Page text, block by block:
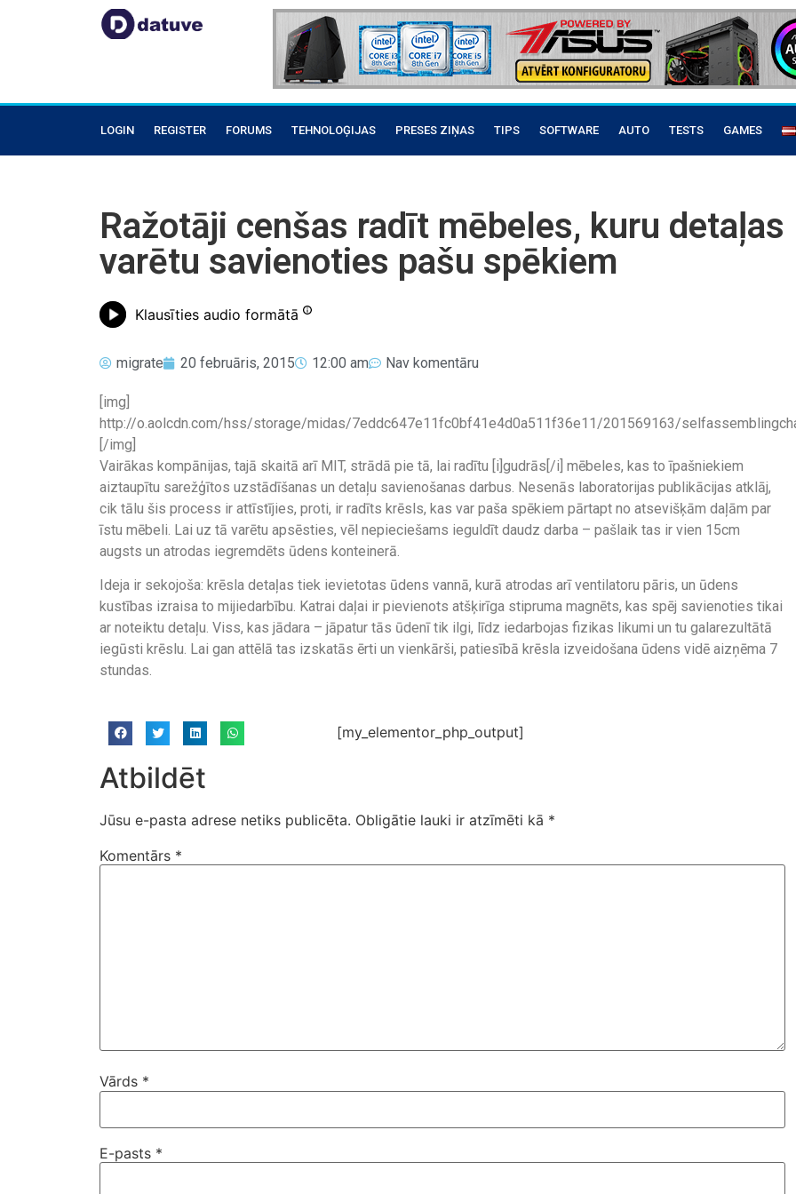
LOGIN REGISTER FORUMS TEHNOLOĢIJAS PRESES ZIŅAS TIPS SOFTWARE AUTO TESTS GAMES
Ražotāji cenšas radīt mēbeles, kuru detaļas
varētu savienoties pašu spēkiem
Klausīties audio formātā
migrate 20 februāris, 2015 12:00 am Nav komentāru
[img]
http://o.aolcdn.com/hss/storage/midas/7eddc647e11fc0bf41e4d0a511f36e11/201569163/
[/img]
Vairākas kompānijas, tajā skaitā arī MIT, strādā pie tā, lai radītu [i]gudrās[/i] mēbeles, kas to īpašniekiem
aiztaupītu sarežģītos uzstādīšanas un detaļu savienošanas darbus. Nesenās laboratorijas publikācijas atklāj,
cik tālu šis process ir attīstījies, proti, ir radīts krēsls, kas var paša spēkiem pārtapt no atsevišķām daļām par
īstu mēbeli. Lai uz tā varētu apsēsties, vēl nepieciešams ieguldīt daudz darba – pašlaik tas ir vien 15cm
augsts un atrodas iegremdēts ūdens konteinerā.
Ideja ir sekojoša: krēsla detaļas tiek ievietotas ūdens vannā, kurā atrodas arī ventilatoru pāris, un ūdens
kustības izraisa to mijiedarbību. Katrai daļai ir pievienots atšķirīga stipruma magnēts, kas spēj savienoties tikai
ar noteiktu detaļu. Viss, kas jādara – jāpatur tās ūdenī tik ilgi, līdz iedarbojas fizikas likumi un tu galarezultātā
iegūsti krēslu. Lai gan attēlā tas izskatās ērti un vienkārši, patiesībā krēsla izveidošana ūdens vidē aizņēma 7
stundas.
[my_elementor_php_output]
Atbildēt
Jūsu e-pasta adrese netiks publicēta. Obligātie lauki ir atzīmēti kā *
Komentārs *
Vārds *
E-pasts *